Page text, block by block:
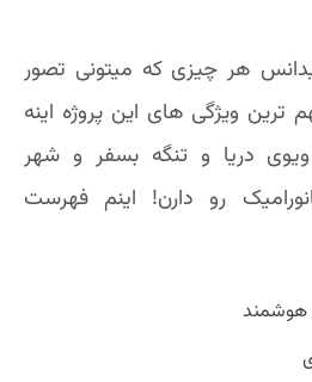
هر چیزی که میتونی تصور
ترین ویژگی های این پروژه اینه
دریا و تنگه بسفر و شهر
رو دارن! اینم فهرست
هوشمند